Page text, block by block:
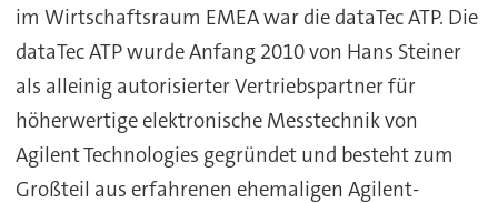
im Wirtschaftsraum EMEA war die dataTec ATP. Die
dataTec ATP wurde Anfang 2010 von Hans Steiner
als alleinig autorisierter Vertriebspartner für
höherwertige elektronische Messtechnik von
Agilent Technologies gegründet und besteht zum
Großteil aus erfahrenen ehemaligen Agilent-